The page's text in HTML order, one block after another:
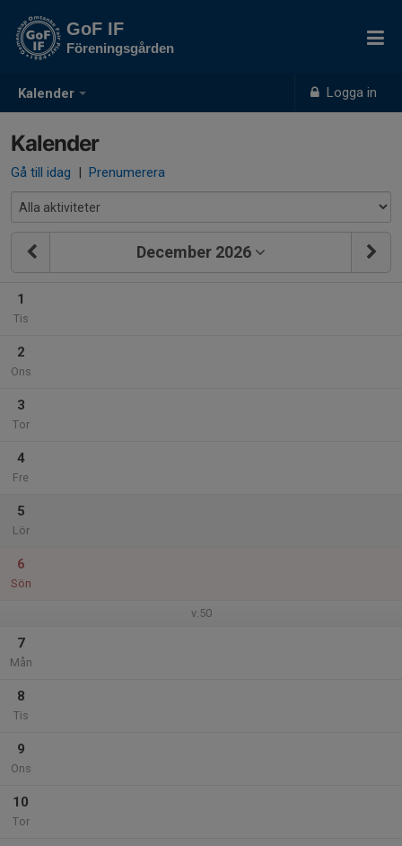
Kalender Logga in
GoF IF
Föreningsgården
Kalender
Gå till idag | Prenumerera
December 2026
1
Tis
2
Ons
3
Tor
4
Fre
5
Lör
6
Sön
v.50
7
Mån
8
Tis
9
Ons
10
Tor